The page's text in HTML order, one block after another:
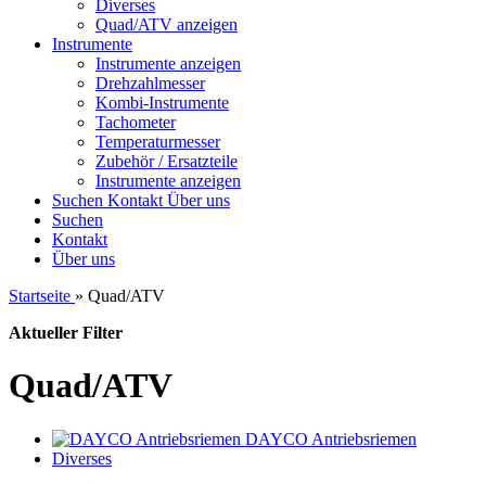
Diverses
Quad/ATV anzeigen
Instrumente
Instrumente anzeigen
Drehzahlmesser
Kombi-Instrumente
Tachometer
Temperaturmesser
Zubehör / Ersatzteile
Instrumente anzeigen
Suchen Kontakt Über uns
Suchen
Kontakt
Über uns
Startseite » Quad/ATV
Aktueller Filter
Quad/ATV
DAYCO Antriebsriemen
Diverses